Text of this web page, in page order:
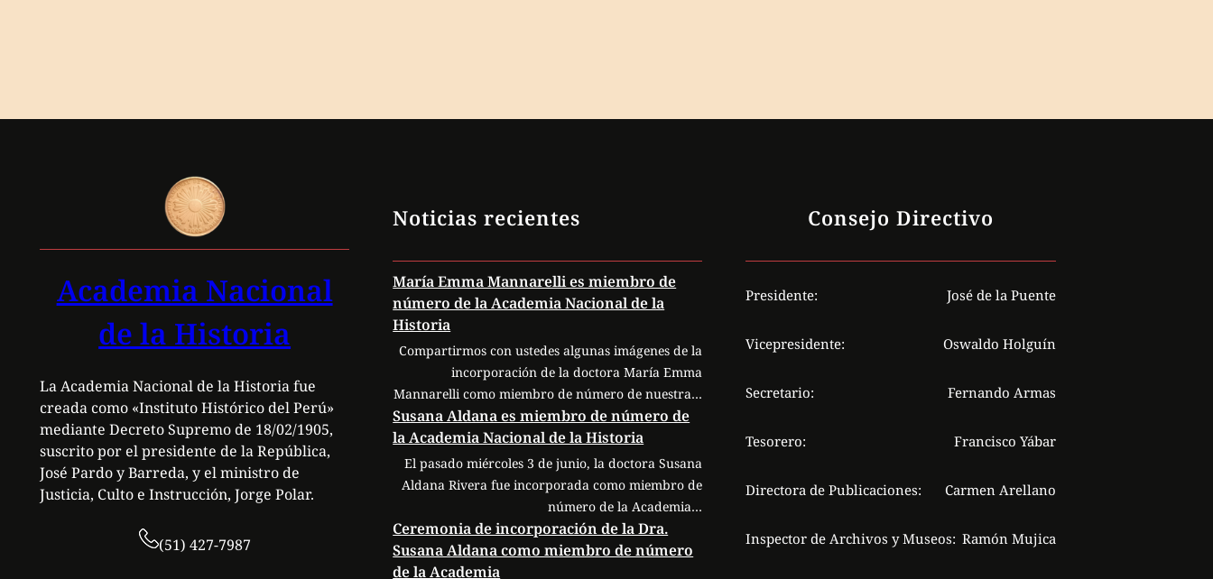
Academia Nacional
de la Historia
La Academia Nacional de la Historia fue
creada como «Instituto Histórico del Perú»
mediante Decreto Supremo de 18/02/1905,
suscrito por el presidente de la República,
José Pardo y Barreda, y el ministro de
Justicia, Culto e Instrucción, Jorge Polar.
(51) 427-7987
Noticias recientes
María Emma Mannarelli es miembro de
número de la Academia Nacional de la
Historia
Compartirmos con ustedes algunas imágenes de la
incorporación de la doctora María Emma
Mannarelli como miembro de número de nuestra…
Susana Aldana es miembro de número de
la Academia Nacional de la Historia
El pasado miércoles 3 de junio, la doctora Susana
Aldana Rivera fue incorporada como miembro de
número de la Academia…
Ceremonia de incorporación de la Dra.
Susana Aldana como miembro de número
de la Academia
Consejo Directivo
Presidente: José de la Puente
Vicepresidente: Oswaldo Holguín
Secretario: Fernando Armas
Tesorero: Francisco Yábar
Directora de Publicaciones: Carmen Arellano
Inspector de Archivos y Museos: Ramón Mujica